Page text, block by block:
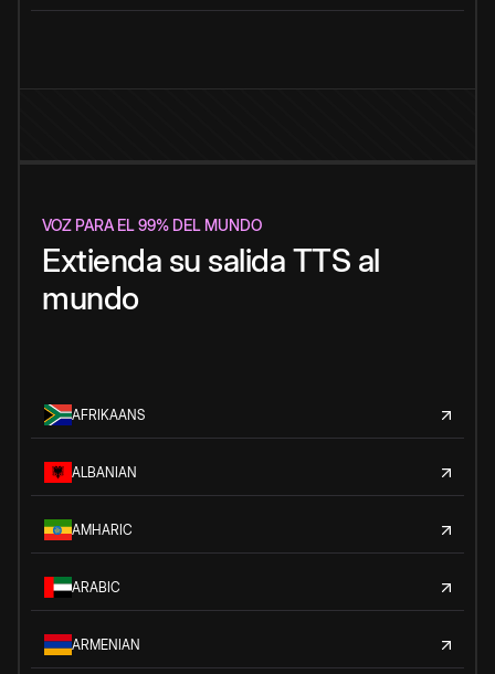
VOZ PARA EL 99% DEL MUNDO
Extienda su salida TTS al
mundo
AFRIKAANS
ALBANIAN
AMHARIC
ARABIC
ARMENIAN